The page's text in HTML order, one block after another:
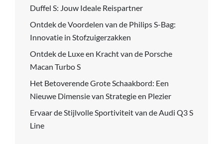
Duffel S: Jouw Ideale Reispartner
Ontdek de Voordelen van de Philips S-Bag:
Innovatie in Stofzuigerzakken
Ontdek de Luxe en Kracht van de Porsche
Macan Turbo S
Het Betoverende Grote Schaakbord: Een
Nieuwe Dimensie van Strategie en Plezier
Ervaar de Stijlvolle Sportiviteit van de Audi Q3 S
Line